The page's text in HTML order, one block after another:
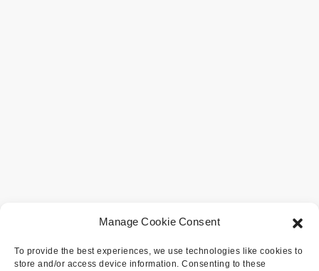
Manage Cookie Consent
To provide the best experiences, we use technologies like cookies to
store and/or access device information. Consenting to these